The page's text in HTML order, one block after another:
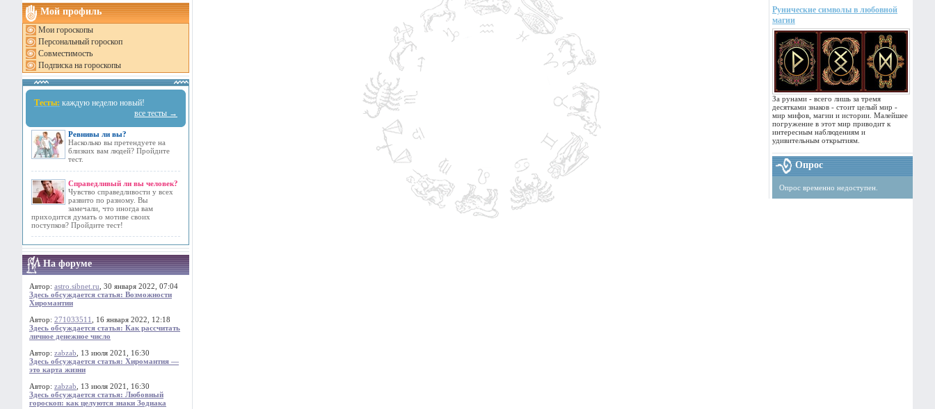
Мой профиль
Мои гороскопы
Персональный гороскоп
Совместимость
Подписка на гороскопы
Тесты: каждую неделю новый!
все тесты →
Ревнивы ли вы?
Насколько вы претендуете на
близких вам людей? Пройдите
тест.
Справедливый ли вы человек?
Чувство справедливости у всех
развито по разному. Вы
замечали, что иногда вам
приходится думать о мотиве своих
поступков? Пройдите тест!
На форуме
Автор: astro.sibnet.ru , 30 января 2022, 07:04
Здесь обсуждается статья: Возможности
Хиромантии
Автор: 271033511
, 16 января 2022, 12:18
Здесь обсуждается статья: Как рассчитать
личное денежное число
Автор: zabzab , 13 июля 2021, 16:30
Здесь обсуждается статья: Хиромантия —
это карта жизни
Автор: zabzab , 13 июля 2021, 16:30
Здесь обсуждается статья: Любовный
гороскоп: как целуются знаки Зодиака
Рунические символы в любовной
магии
За рунами - всего лишь за тремя
десятками знаков - стоит целый мир -
мир мифов, магии и истории. Малейшее
погружение в этот мир приводит к
интересным наблюдениям и
удивительным открытиям.
Опрос
Опрос временно недоступен.